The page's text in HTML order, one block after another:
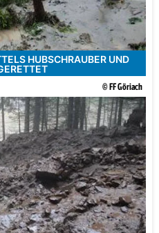
HUBSCHRAUBER UND
© FF Göriach